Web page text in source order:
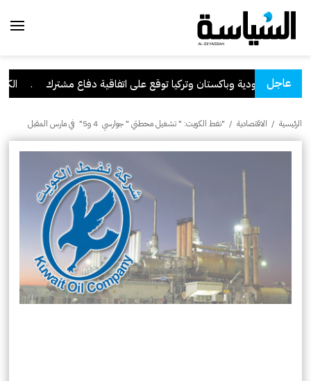
عاجل
السعودية وباكستان وتركيا توقع على اتفاقية دفاع مشترك .
الرئيسية / الاقتصادية / "نفط الكويت: " تشغيل محطتي " جوارسي 4 و5" في مارس المقبل